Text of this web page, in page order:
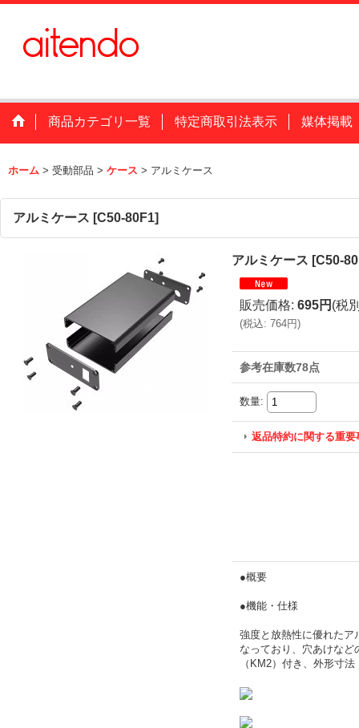
商品カテゴリ一覧 特定商取引法表示 媒体掲載
ホーム > 受動部品 > ケース > アルミケース
アルミケース [C50-80F1]
アルミケース [C50-
販売価格: 695円 (税
(税込: 764円)
参考在庫数78点
数量:
返品特約に関する重要
●概要
●機能・仕様
強度と放熱性に優れたア
なっており、穴あけな
（KM2）付き、外形寸